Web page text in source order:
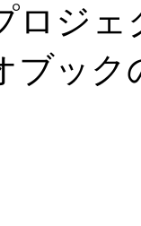
ロジェ
ブック